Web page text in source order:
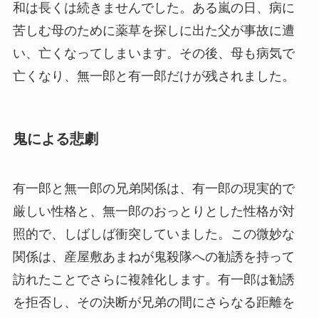
和は長くは続きませんでした。ある嵐の日、病に
苦しむ母のために薬草を探しに出た父が事故に遭
い、亡くなってしまいます。その後、母も病気で
亡くなり、無一郎と有一郎だけが残されました。
鬼による悲劇
有一郎と無一郎の兄弟関係は、有一郎の現実的で
厳しい性格と、無一郎のおっとりとした性格が対
照的で、しばしば衝突していました。この微妙な
関係は、産屋敷あまねが鬼殺隊への勧誘を持って
訪れたことでさらに複雑化します。有一郎は勧誘
を拒否し、その決断が兄弟の間にさらなる距離を